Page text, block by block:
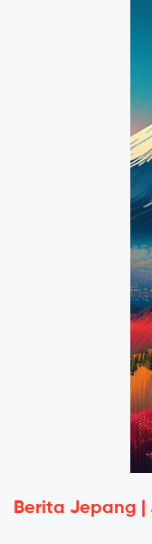
Berita Jepang